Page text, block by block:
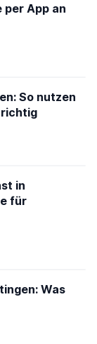
App an
So nutzen
richtig
in
für
Was